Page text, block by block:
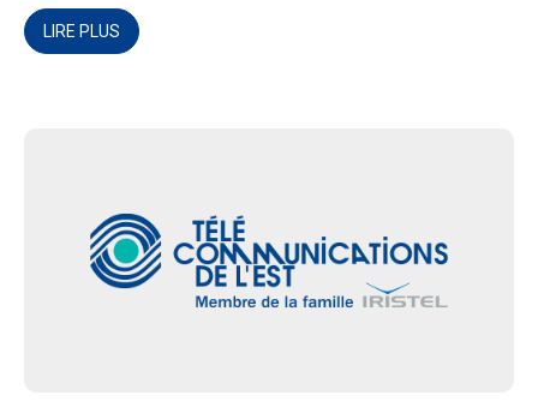
LIRE PLUS